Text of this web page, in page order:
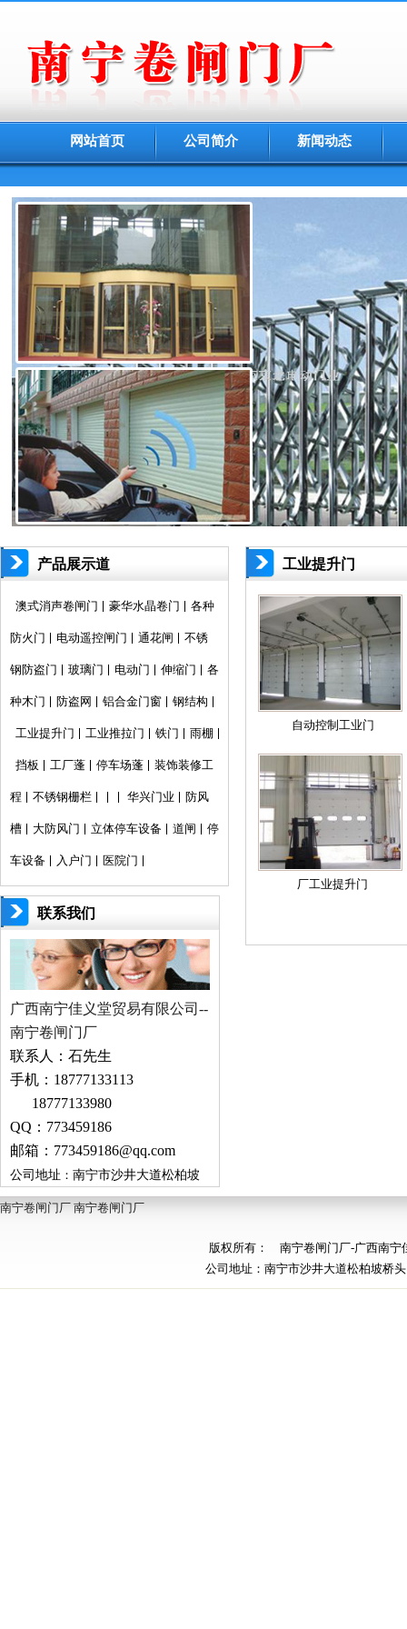
网站首页 公司简介 新闻动态
产品展示道
澳式消声卷闸门 豪华水晶卷门 各种
防火门 电动遥控闸门 通花闸 不锈
钢防盗门 玻璃门 电动门 伸缩门 各
种木门 防盗网 铝合金门窗 钢结构
工业提升门 工业推拉门 铁门 雨棚
挡板 工厂蓬 停车场蓬 装饰装修工
程 不锈钢栅栏 华兴门业 防风
槽 大防风门 立体停车设备 道闸 停
车设备 入户门 医院门
联系我们
广西南宁佳义堂贸易有限公司--
南宁卷闸门厂
联系人： 石先生
手机： 18777133113
18777133980
QQ ： 773459186
邮箱： 773459186@qq.com
公司地址 ： 南宁市沙井大道松柏坡
桥头（南宁市）
工业提升门
自动控制工业门
厂工业提升门
南宁卷闸门厂 南宁卷闸门厂
版权所有： 南宁卷闸门厂-广西南宁
公司地址：南宁市沙井大道松柏坡桥